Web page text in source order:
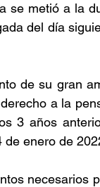
se metió a la
del día
de su gran
a la
3 años
de enero de
necesarios